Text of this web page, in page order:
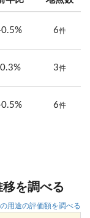
6件
3件
6件
を調べる
用途の評価額を調べる